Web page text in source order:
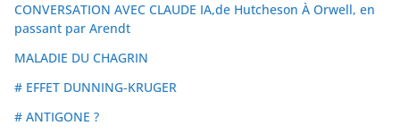
CONVERSATION AVEC CLAUDE IA,de Hutcheson À Orwell, en
passant par Arendt
MALADIE DU CHAGRIN
# EFFET DUNNING-KRUGER
# ANTIGONE ?